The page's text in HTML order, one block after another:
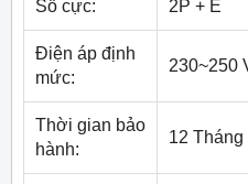
Số cực: 2P + E
Điện áp định
mức:
230~250
Thời gian bảo
hành:
12 Tháng